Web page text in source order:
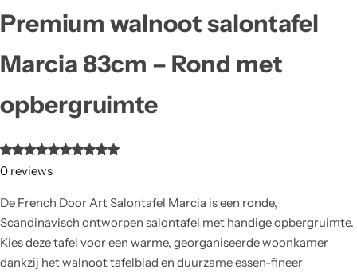
Premium walnoot salontafel
Marcia 83cm – Rond met
opbergruimte
0 reviews
De French Door Art Salontafel Marcia is een ronde,
Scandinavisch ontworpen salontafel met handige opbergruimte.
Kies deze tafel voor een warme, georganiseerde woonkamer
dankzij het walnoot tafelblad en duurzame essen-fineer